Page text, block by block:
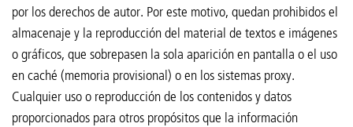
por los derechos de autor. Por este motivo, quedan prohibidos el
almacenaje y la reproducción del material de textos e imágenes
o gráficos, que sobrepasen la sola aparición en pantalla o el uso
en caché (memoria provisional) o en los sistemas proxy.
Cualquier uso o reproducción de los contenidos y datos
proporcionados para otros propósitos que la información